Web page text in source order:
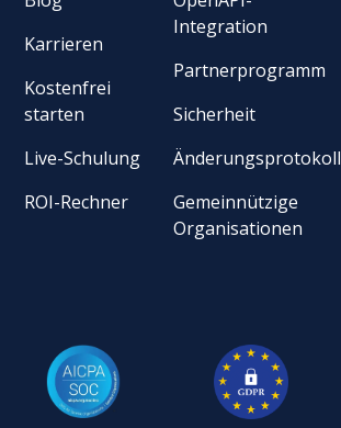
Karrieren
Kostenfrei
starten
Live-Schulung
ROI-Rechner
Integration
Partnerprogramm
Sicherheit
Änderungsprotokoll
Gemeinnützige
Organisationen